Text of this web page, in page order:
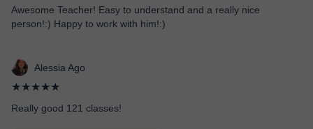
Awesome Teacher! Easy to understand and a really nice
person!:) Happy to work with him!:)
Alessia Ago
★★★★★
Really good 121 classes!